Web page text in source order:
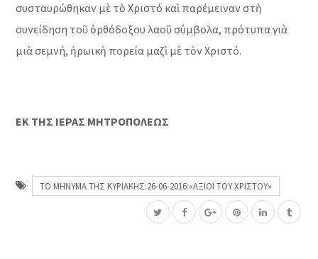
συσταυρώθηκαν μὲ τὸ Χριστό καὶ παρέμειναν στὴ
συνείδηση τοῦ ὀρθόδοξου λαοῦ σύμβολα, πρότυπα γιὰ
μιὰ σεμνή, ἡρωικὴ πορεία μαζὶ μὲ τὸν Χριστό.
ΕΚ ΤΗΣ ΙΕΡΑΣ ΜΗΤΡΟΠΟΛΕΩΣ
ΤΟ ΜΗΝΥΜΑ ΤΗΣ ΚΥΡΙΑΚΗΣ:26-06-2016:«ΑΞΙΟΙ ΤΟΥ ΧΡΙΣΤΟΥ»